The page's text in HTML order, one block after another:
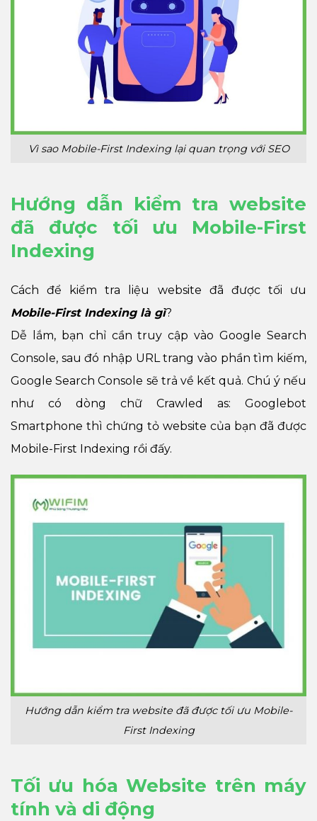
Vì sao Mobile-First Indexing lại quan trọng với SEO
Hướng dẫn kiểm tra website
đã được tối ưu Mobile-First
Indexing
Cách để kiểm tra liệu website đã được tối ưu
Mobile-First Indexing là gì?
Dễ lắm, bạn chỉ cần truy cập vào Google Search
Console, sau đó nhập URL trang vào phần tìm kiếm,
Google Search Console sẽ trả về kết quả. Chú ý nếu
như có dòng chữ Crawled as: Googlebot
Smartphone thì chứng tỏ website của bạn đã được
Mobile-First Indexing rồi đấy.
Hướng dẫn kiểm tra website đã được tối ưu Mobile-
First Indexing
Tối ưu hóa Website trên máy
tính và di động